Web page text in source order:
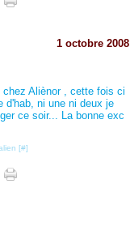
1 octobre 2008
chez Aliènor , cette fois ci
ni une ni deux je
ce soir... La bonne exc
[#]